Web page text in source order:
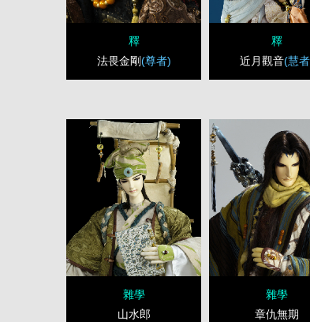
釋
法畏金剛(尊者)
釋
近月觀音(慧
雜學
山水郎
雜學
章仇無期